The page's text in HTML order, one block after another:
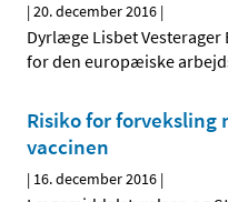
|20. december 2016 |
Dyrlæge Lisbet
for den europæiske
Risiko for forveksling
vaccinen
| 16. december 2016 |